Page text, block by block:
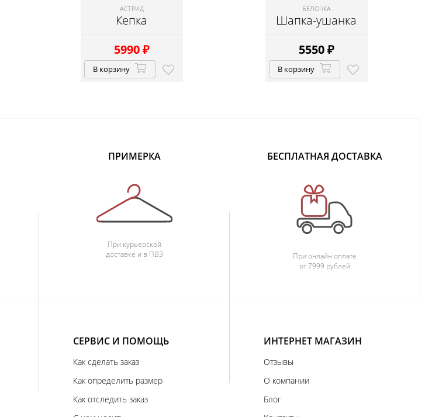
АСТРИД
Кепка
5990₽
В корзину
БЕЛОЧКА
Шапка-ушанка
5550₽
В корзину
ПРИМЕРКА
При курьерской
доставке и в ПВЗ
БЕСПЛАТНАЯ ДОСТАВКА
При онлайн оплате
от 7999 рублей
СЕРВИС И ПОМОЩЬ
Как сделать заказ
Как определить размер
Как отследить заказ
ИНТЕРНЕТ МАГАЗИН
Отзывы
О компании
Блог